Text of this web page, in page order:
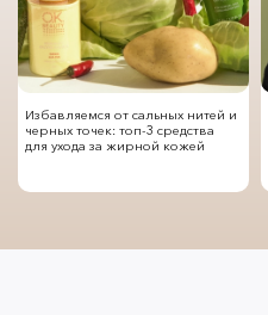
Избавляемся от сальных нитей и
черных точек: топ-3 средства
для ухода за жирной кожей